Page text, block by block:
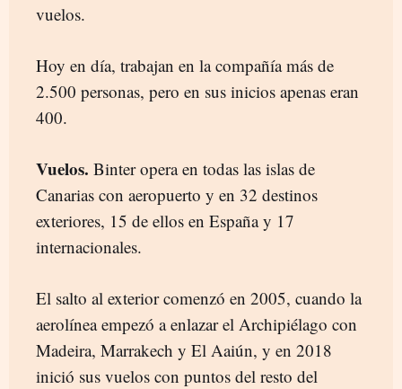
vuelos.
Hoy en día, trabajan en la compañía más de
2.500 personas, pero en sus inicios apenas eran
400.
Vuelos. Binter opera en todas las islas de
Canarias con aeropuerto y en 32 destinos
exteriores, 15 de ellos en España y 17
internacionales.
El salto al exterior comenzó en 2005, cuando la
aerolínea empezó a enlazar el Archipiélago con
Madeira, Marrakech y El Aaiún, y en 2018
inició sus vuelos con puntos del resto del